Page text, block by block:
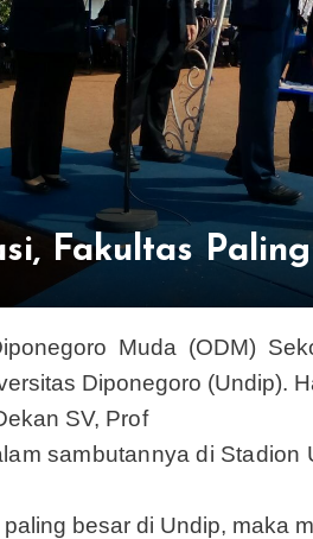
Fakultas
Muda (ODM)
Diponegoro (Undip).
SV, Prof
sambutannya di Stadion
besar di Undip, maka